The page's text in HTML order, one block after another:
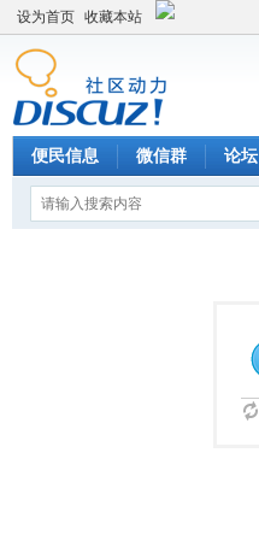
设为首页 收藏本站
便民信息 微信群 论坛